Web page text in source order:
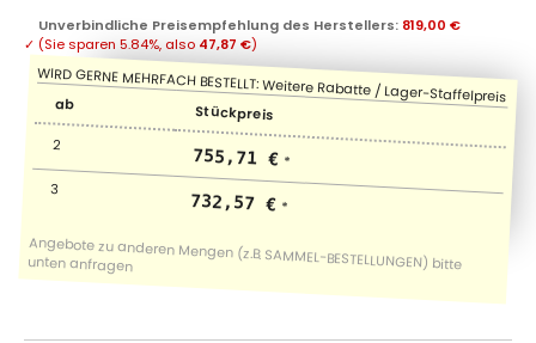
Unverbindliche Preisempfehlung des Herstellers: 819,00 €
✓ (Sie sparen 5.84%, also 47,87 €)
ab Stückpreis
2 755,71 € *
3 732,57 € *